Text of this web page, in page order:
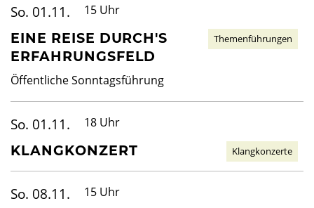
So. 01.11. 15 Uhr
EINE REISE DURCH'S
ERFAHRUNGSFELD
Öffentliche Sonntagsführung
Themenführungen
So. 01.11. 18 Uhr
KLANGKONZERT Klangkonzerte
So. 08.11. 15 Uhr